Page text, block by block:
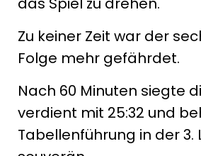
Zu keiner Zeit war der
Folge mehr gefährdet.
Nach 60 Minuten siegte
verdient mit 25:32 und
Tabellenführung in der 3.